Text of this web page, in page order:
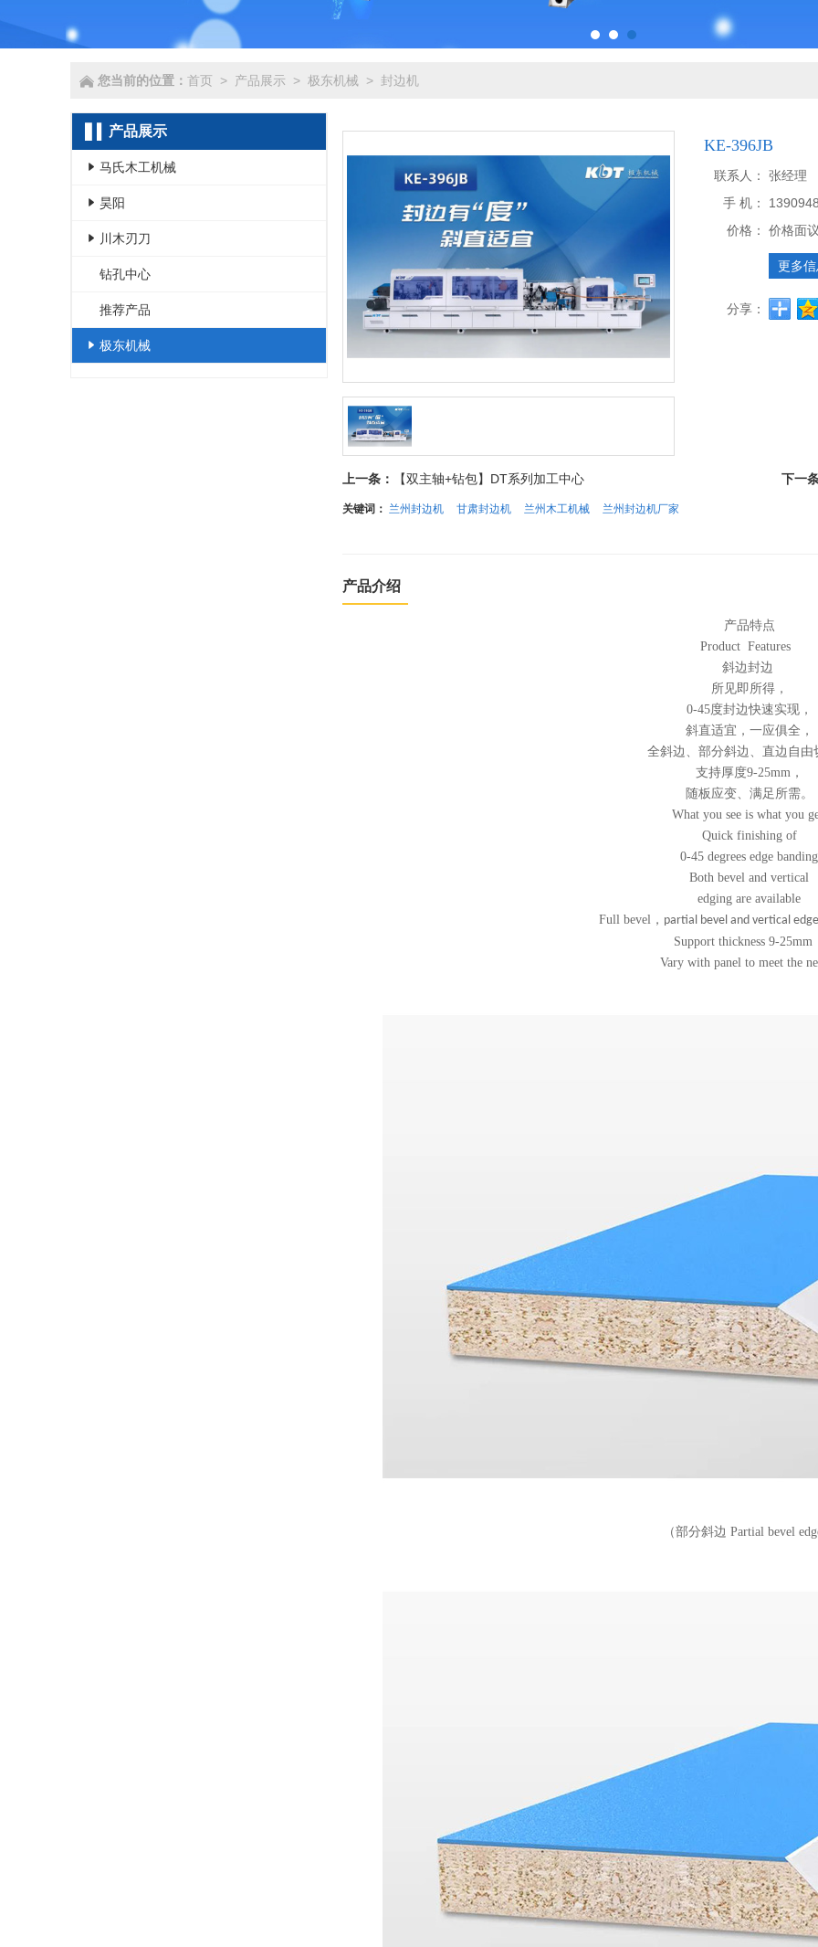
您当前的位置： 首页 > 产品展示 > 极东机械 > 封边机
KE-396JB
联系人：
张经理
手 机：
价格：
价格面
更多
分享：
上一条： 【双主轴+钻包】DT系列加工中心 下一
关键词： 兰州封边机 甘肃封边机 兰州木工机械 兰州封边机厂家
产品介绍
产品特点
Product Features
斜边封边
所见即所得，
0-45度封边快速实现，
斜直适宜，一应俱全，
全斜边、部分斜边、直边自由
支持厚度9-25mm，
随板应变、满足所需。
What you see is what you
Quick finishing of
0-45 degrees edge banding
Both bevel and vertical
edging are available
Full bevel ， partial bevel and vertical
Support thickness 9-25mm
Vary with panel to meet the
（部分斜边 Partial bevel
产品展示
马氏木工机械
- 数控类
- 封边机类
- 辅机类
- 锯类
- 磨光机
昊阳
- 吸尘机
- 推台锯
- 圆据机
- 送材机
川木刃刀
- 刀类
- 其他
钻孔中心
推荐产品
极东机械